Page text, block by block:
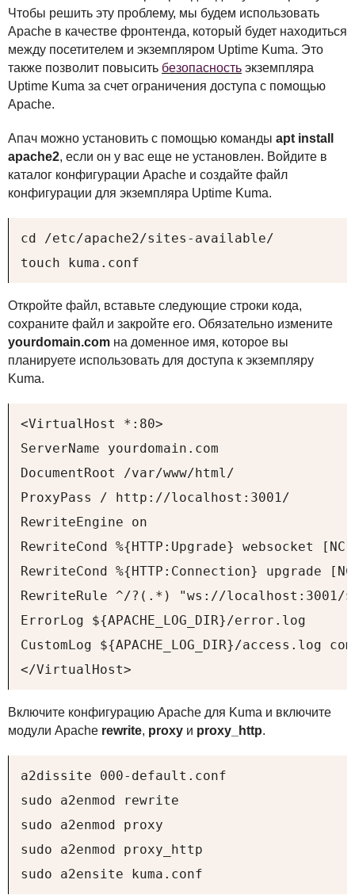
Чтобы решить эту проблему, мы будем использовать
Apache в качестве фронтенда, который будет находиться
между посетителем и экземпляром Uptime Kuma. Это
также позволит повысить безопасность экземпляра
Uptime Kuma за счет ограничения доступа с помощью
Apache.
Апач можно установить с помощью команды apt install
apache2, если он у вас еще не установлен. Войдите в
каталог конфигурации Apache и создайте файл
конфигурации для экземпляра Uptime Kuma.
cd /etc/apache2/sites-available/
touch kuma.conf
Откройте файл, вставьте следующие строки кода,
сохраните файл и закройте его. Обязательно измените
yourdomain.com на доменное имя, которое вы
планируете использовать для доступа к экземпляру
Kuma.
<VirtualHost *:80>
ServerName yourdomain.com
DocumentRoot /var/www/html/
ProxyPass / http://localhost:3001/
RewriteEngine on
RewriteCond %{HTTP:Upgrade} websocket [NC]
RewriteCond %{HTTP:Connection} upgrade
RewriteRule ^/?(.*) "ws://localhost:3001/
ErrorLog ${APACHE_LOG_DIR}/error.log
CustomLog ${APACHE_LOG_DIR}/access.log
</VirtualHost>
Включите конфигурацию Apache для Kuma и включите
модули Apache rewrite, proxy и proxy_http.
a2dissite 000-default.conf
sudo a2enmod rewrite
sudo a2enmod proxy
sudo a2enmod proxy_http
sudo a2ensite kuma.conf